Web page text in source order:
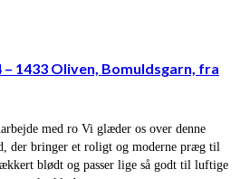
1433 Oliven, Bomuldsgarn, fra
med ro Vi glæder os over denne
der bringer et roligt og moderne præg til
blødt og passer lige så godt til luftige